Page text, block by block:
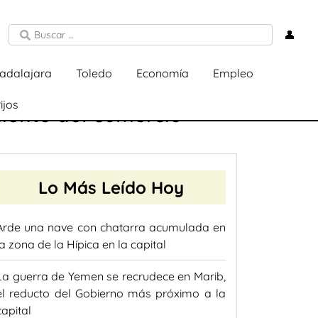
👤
Toledo Economía Empleo
del comercio
Lo Más Leído Hoy
una nave con chatarra acumulada en
zona de la Hípica en la capital
guerra de Yemen se recrudece en Marib,
reducto del Gobierno más próximo a la